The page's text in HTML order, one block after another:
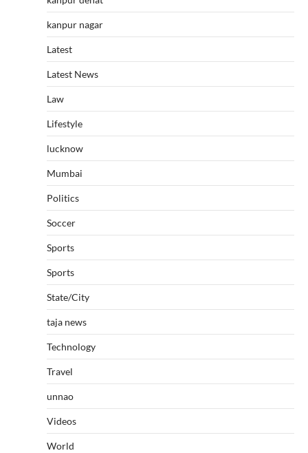
kanpur nagar
Latest
Latest News
Law
Lifestyle
lucknow
Mumbai
Politics
Soccer
Sports
Sports
State/City
taja news
Technology
Travel
unnao
Videos
World